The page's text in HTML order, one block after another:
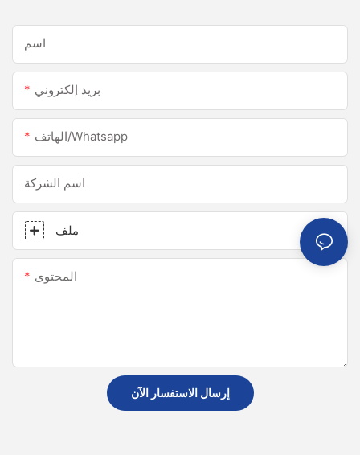
اسم
بريد إلكتروني
الهاتف/whatsapp
اسم الشركة
ملف
المحتوى
إرسال الاستفسار الآن